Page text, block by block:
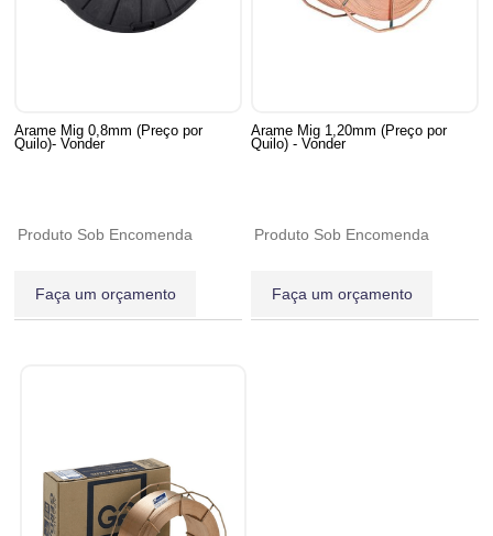
Arame Mig 0,8mm (Preço por
Quilo)- Vonder
Produto Sob Encomenda
Faça um orçamento
Arame Mig 1,20mm (Preço por
Quilo) - Vonder
Produto Sob Encomenda
Faça um orçamento